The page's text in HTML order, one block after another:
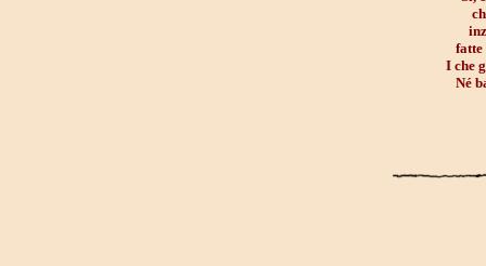
fatte
I che
Né